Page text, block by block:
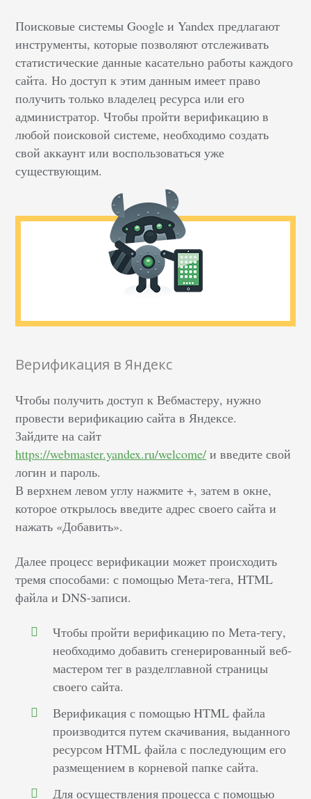
Поисковые системы Google и Yandex предлагают
инструменты, которые позволяют отслеживать
статистические данные касательно работы каждого
сайта. Но доступ к этим данным имеет право
получить только владелец ресурса или его
администратор. Чтобы пройти верификацию в
любой поисковой системе, необходимо создать
свой аккаунт или воспользоваться уже
существующим.
Верификация в Яндекс
Чтобы получить доступ к Вебмастеру, нужно
провести верификацию сайта в Яндексе.
Зайдите на сайт
https://webmaster.yandex.ru/welcome/ и введите свой
логин и пароль.
В верхнем левом углу нажмите +, затем в окне,
которое открылось введите адрес своего сайта и
нажать «Добавить».
Далее процесс верификации может происходить
тремя способами: с помощью Мета-тега, HTML
файла и DNS-записи.
Чтобы пройти верификацию по Мета-тегу,
необходимо добавить сгенерированный веб-
мастером тег в разделглавной страницы
своего сайта.
Верификация с помощью HTML файла
производится путем скачивания, выданного
ресурсом HTML файла с последующим его
размещением в корневой папке сайта.
Для осуществления процесса с помощью